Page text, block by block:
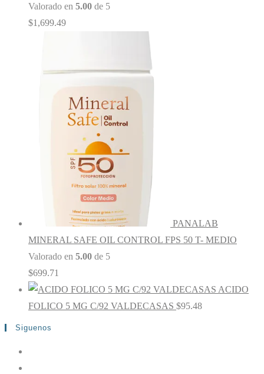
Valorado en 5.00 de 5
$1,699.49
PANALAB
MINERAL SAFE OIL CONTROL FPS 50 T- MEDIO
Valorado en 5.00 de 5
$699.71
ACIDO
FOLICO 5 MG C/92 VALDECASAS $95.48
Siguenos